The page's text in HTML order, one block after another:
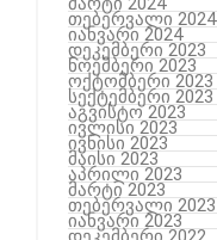
თებერვალი 2024
იანვარი 2024
დეკემბერი 2023
ნოემბერი 2023
ოქტომბერი 2023
სექტემბერი 2023
აგვისტო 2023
ივლისი 2023
ივნისი 2023
მაისი 2023
აპრილი 2023
მარტი 2023
თებერვალი 2023
იანვარი 2023